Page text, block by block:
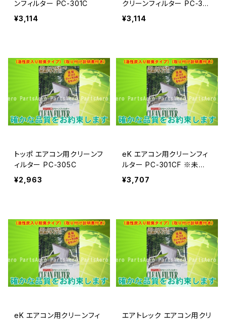
ンフィルター PC-301C
¥3,114
クリーンフィルター PC-301
C
¥3,114
トッポ エアコン用クリーンフ
ィルター PC-305C
¥2,963
eK エアコン用クリーンフィ
ルター PC-301CF ※未装
着車用
¥3,707
eK エアコン用クリーンフィ
エアトレック エアコン用クリ